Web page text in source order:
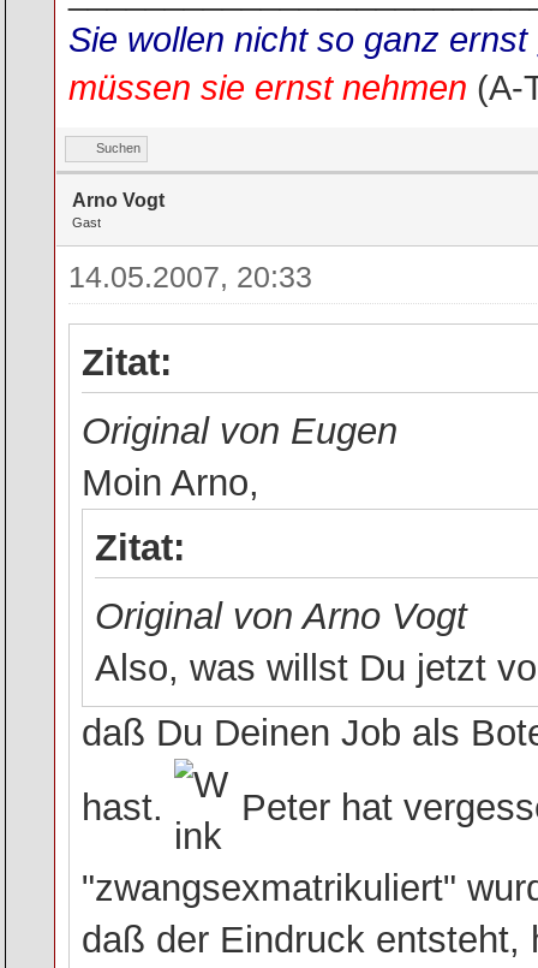
Sie wollen nicht so ganz
müssen sie ernst nehmen (A-
Suchen
Arno Vogt
Gast
14.05.2007, 20:33
Zitat:
Original von Eugen
Moin Arno,
Zitat:
Original von Arno Vogt
Also, was willst Du jetzt
daß Du Deinen Job als
hast.
Peter hat
"zwangsexmatrikuliert"
daß der Eindruck entsteht,